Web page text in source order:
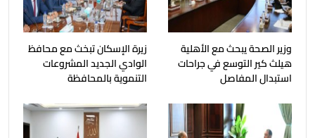
وزير الصحة يبحث مع الأهلية
هيلث كير التوسع في جراحات
استبدال المفاصل
زيرة الإسكان تبخث مع محافظ
الوادي الجديد المشروعات
التنموية بالمحافظة